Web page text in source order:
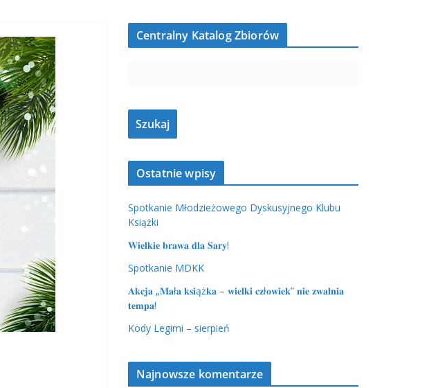
Centralny Katalog Zbiorów
Ostatnie wpisy
Spotkanie Młodzieżowego Dyskusyjnego Klubu
Książki
𝐖𝐢𝐞𝐥𝐤𝐢𝐞 𝐛𝐫𝐚𝐰𝐚 𝐝𝐥𝐚 𝐒𝐚𝐫𝐲!
Spotkanie MDKK
𝐀𝐤𝐜𝐣𝐚 „𝐌𝐚ł𝐚 𝐤𝐬𝐢ąż𝐤𝐚 – 𝐰𝐢𝐞𝐥𝐤𝐢 𝐜𝐳ł𝐨𝐰𝐢𝐞𝐤” 𝐧𝐢𝐞 𝐳𝐰𝐚𝐥𝐧𝐢𝐚
𝐭𝐞𝐦𝐩𝐚!
Kody Legimi – sierpień
Najnowsze komentarze